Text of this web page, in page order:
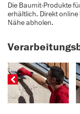
Die Baumit-Produkte
erhältlich. Direkt
Nähe abholen.